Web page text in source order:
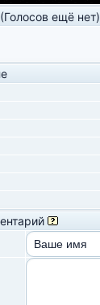
(Голосов ещё нет)